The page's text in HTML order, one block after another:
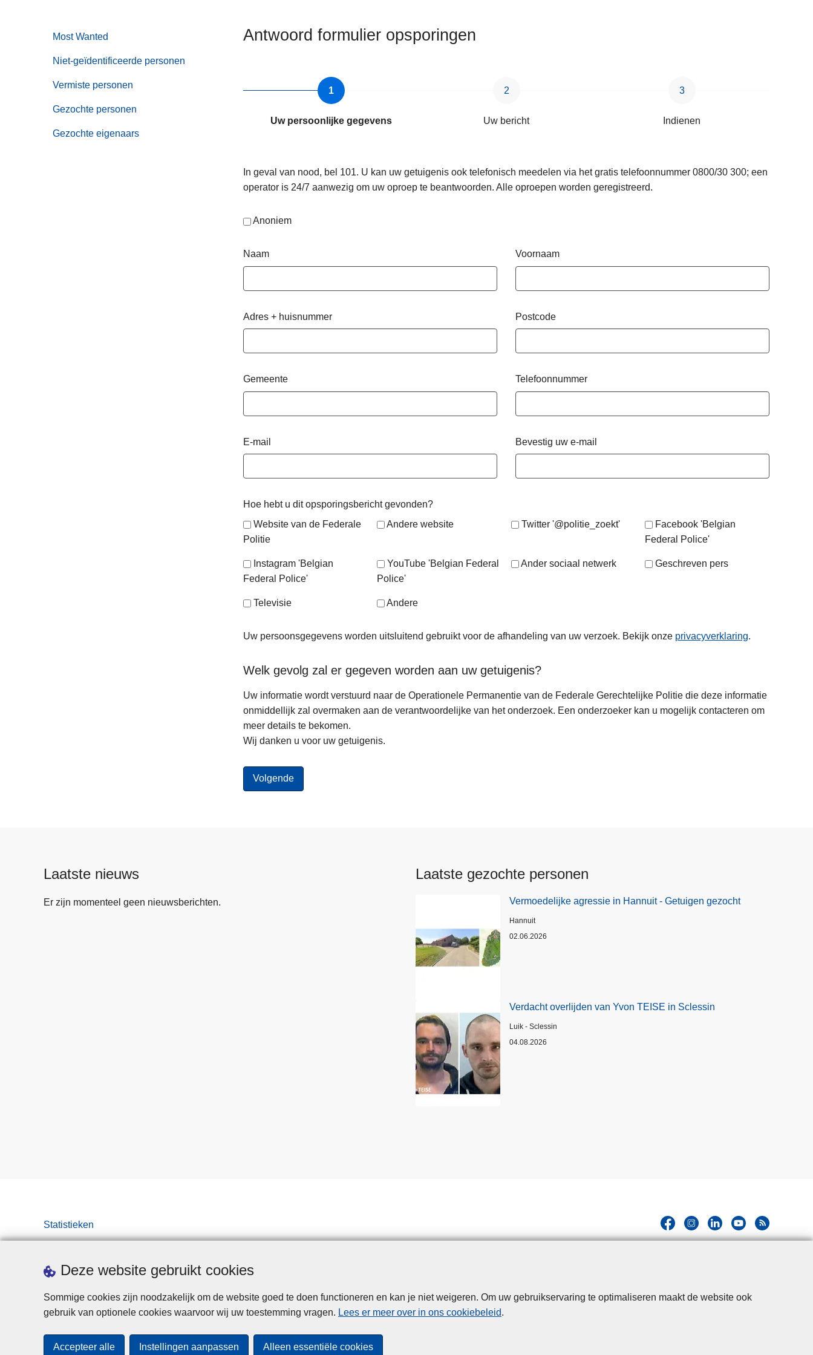
Deze website gebruikt cookies
Sommige cookies zijn noodzakelijk om de website goed te doen functioneren en kan je niet weigeren. Om uw gebruikservaring te optimaliseren maakt de website ook
gebruik van optionele cookies waarvoor wij uw toestemming vragen. Lees er meer over in ons cookiebeleid.
Accepteer alle Instellingen aanpassen Alleen essentiële cookies
Most Wanted
Niet-geïdentificeerde personen
Vermiste personen
Gezochte personen
Gezochte eigenaars
Antwoord formulier opsporingen
Uw persoonlijke gegevens Uw bericht Indienen
In geval van nood, bel 101. U kan uw getuigenis ook telefonisch meedelen via het gratis telefoonnummer 0800/30 300; een
operator is 24/7 aanwezig om uw oproep te beantwoorden. Alle oproepen worden geregistreerd.
Anoniem
Naam Voornaam
Adres + huisnummer Postcode
Gemeente Telefoonnummer
E-mail Bevestig uw e-mail
Hoe hebt u dit opsporingsbericht gevonden?
Website van de Federale
Politie
Andere website Twitter '@politie_zoekt'
Facebook 'Belgian
Federal Police'
Instagram 'Belgian
Federal Police'
YouTube 'Belgian Federal
Police'
Ander sociaal netwerk Geschreven pers
Televisie Andere
Uw persoonsgegevens worden uitsluitend gebruikt voor de afhandeling van uw verzoek. Bekijk onze privacyverklaring.
Welk gevolg zal er gegeven worden aan uw getuigenis?
Uw informatie wordt verstuurd naar de Operationele Permanentie van de Federale Gerechtelijke Politie die deze informatie
onmiddellijk zal overmaken aan de verantwoordelijke van het onderzoek. Een onderzoeker kan u mogelijk contacteren om
meer details te bekomen.
Wij danken u voor uw getuigenis.
Laatste nieuws
Er zijn momenteel geen nieuwsberichten.
Laatste gezochte personen
Vermoedelijke agressie in Hannuit - Getuigen gezocht
Plaats
Hannuit
02.06.2026
Verdacht overlijden van Yvon TEISE in Sclessin
Plaats
Luik - Sclessin
04.08.2026
Statistieken
Disclaimer Privacy Cookies Toegankelijkheid
© 2026 Politie.be